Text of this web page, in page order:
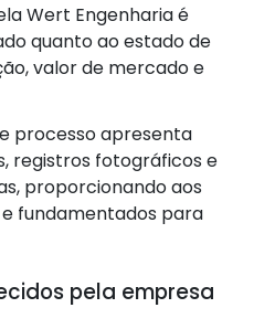
Wert Engenharia é
quanto ao estado de
valor de mercado e
processo apresenta
registros fotográficos e
proporcionando aos
fundamentados para
pela empresa